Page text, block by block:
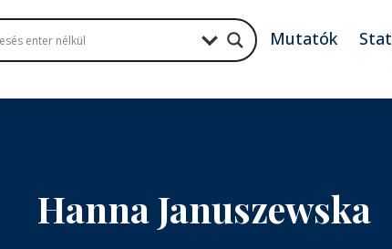
Mutatók Stat
Hanna Januszewska